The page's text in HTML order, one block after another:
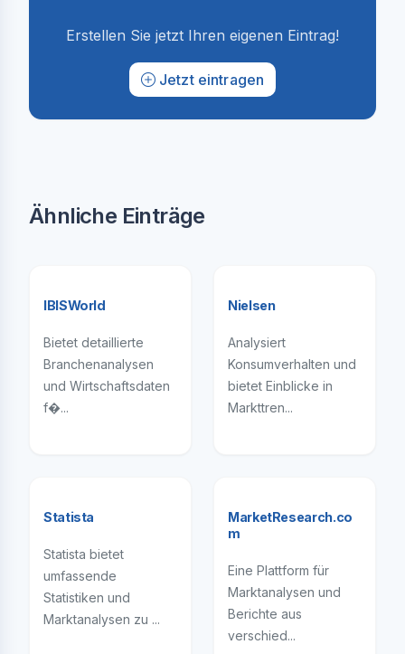
Erstellen Sie jetzt Ihren eigenen Eintrag!
Jetzt eintragen
Ähnliche Einträge
IBISWorld
Bietet detaillierte
Branchenanalysen
und Wirtschaftsdaten
f�...
Nielsen
Analysiert
Konsumverhalten und
bietet Einblicke in
Markttren...
Statista
Statista bietet
umfassende
Statistiken und
Marktanalysen zu ...
MarketResearch.co
m
Eine Plattform für
Marktanalysen und
Berichte aus
verschied...